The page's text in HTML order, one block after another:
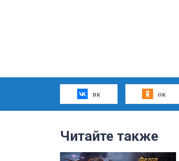
вк ок
Читайте также